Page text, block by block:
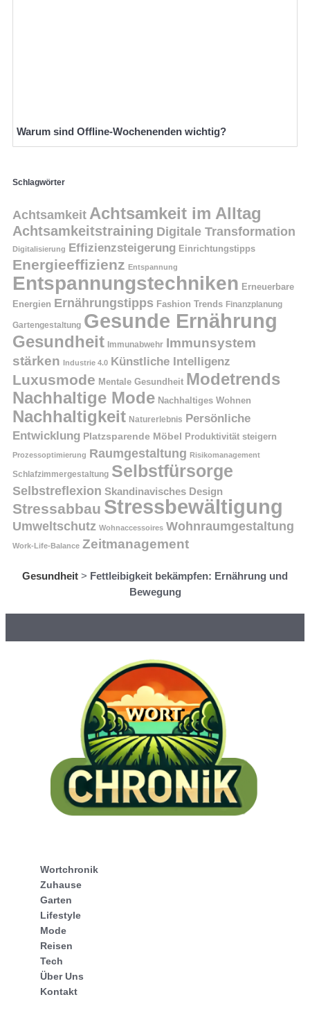
Warum sind Offline-Wochenenden wichtig?
Schlagwörter
Achtsamkeit Achtsamkeit im Alltag
Achtsamkeitstraining Digitale Transformation
Digitalisierung Effizienzsteigerung Einrichtungstipps
Energieeffizienz Entspannung
Entspannungstechniken Erneuerbare
Energien Ernährungstipps Fashion Trends Finanzplanung
Gartengestaltung Gesunde Ernährung
Gesundheit Immunabwehr Immunsystem
stärken
Industrie 4.0 Künstliche Intelligenz
Luxusmode Mentale Gesundheit Modetrends
Nachhaltige Mode Nachhaltiges Wohnen
Nachhaltigkeit Naturerlebnis Persönliche
Entwicklung Platzsparende Möbel Produktivität steigern
Prozessoptimierung Raumgestaltung Risikomanagement
Schlafzimmergestaltung Selbstfürsorge
Selbstreflexion Skandinavisches Design
Stressabbau Stressbewältigung
Umweltschutz Wohnaccessoires Wohnraumgestaltung
Work-Life-Balance Zeitmanagement
Gesundheit > Fettleibigkeit bekämpfen: Ernährung und
Bewegung
Wortchronik
Zuhause
Garten
Lifestyle
Mode
Reisen
Tech
Über Uns
Kontakt